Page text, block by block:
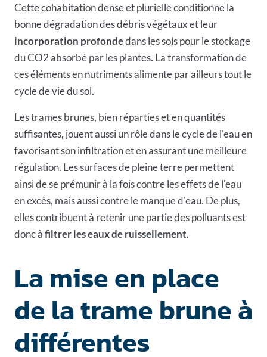
Cette cohabitation dense et plurielle conditionne la
bonne dégradation des débris végétaux et leur
incorporation profondedans les sols pour le stockage
du CO2 absorbé par les plantes. La transformation de
ces éléments en nutriments alimente par ailleurs tout le
cycle de vie du sol.
Les trames brunes, bien réparties et en quantités
suffisantes, jouent aussi un rôle dans le cycle de l'eau en
favorisant son infiltration et en assurant une meilleure
régulation. Les surfaces de pleine terre permettent
ainsi de se prémunir à la fois contre les effets de l'eau
en excès, mais aussi contre le manque d'eau. De plus,
elles contribuent à retenir une partie des polluants est
donc àfiltrer les eaux de ruissellement.
La mise en place
de la trame brune à
différentes